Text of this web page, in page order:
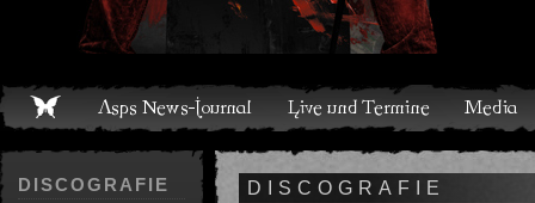
Live und Termine Media Shop Band Discografie
DISCOGRAFIE
DISCOGRAFIE